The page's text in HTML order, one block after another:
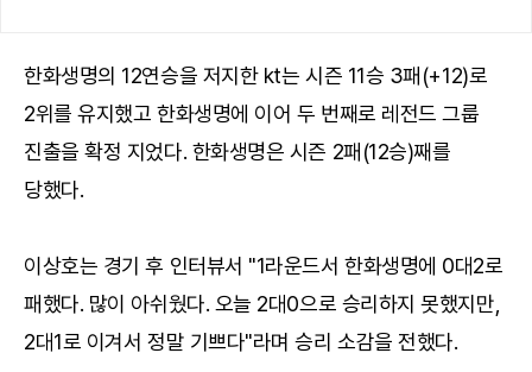
한화생명의 12연승을 저지한 kt는 시즌 11승 3패(+12)로
2위를 유지했고 한화생명에 이어 두 번째로 레전드 그룹
진출을 확정 지었다. 한화생명은 시즌 2패(12승)째를
당했다.
이상호는 경기 후 인터뷰서 "1라운드서 한화생명에 0대2로
패했다. 많이 아쉬웠다. 오늘 2대0으로 승리하지 못했지만,
2대1로 이겨서 정말 기쁘다"라며 승리 소감을 전했다.